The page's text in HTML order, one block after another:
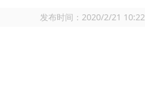
发布时间： 2020/2/21